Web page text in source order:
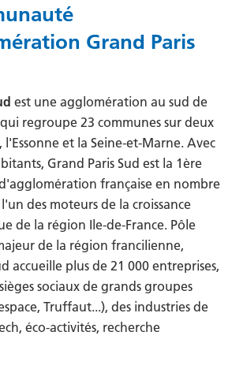
Grand Paris
est une agglomération au sud de
regroupe 23 communes sur deux
et la Seine-et-Marne. Avec
Grand Paris Sud est la 1ère
française en nombre
des moteurs de la croissance
de la région Ile-de-France. Pôle
de la région francilienne,
accueille plus de 21 000 entreprises,
sociaux de grands groupes
Truffaut...), des industries de
éco-activités, recherche